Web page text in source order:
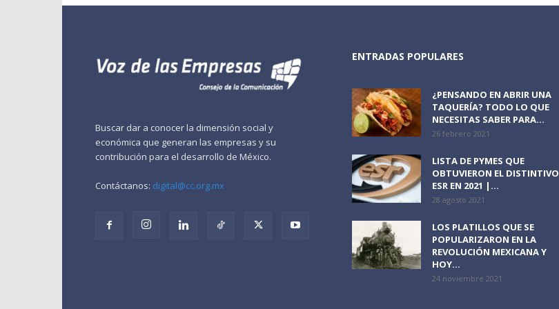
Buscar dar a conocer la dimensión social y
económica que generan las empresas y su
contribución para el desarrollo de México.
Contáctanos: digital@cc.org.mx
ENTRADAS POPULARES
¿PENSANDO EN ABRIR UNA
TAQUERÍA? TODO LO QUE
NECESITAS SABER PARA...
26 febrero 2021
LISTA DE PYMES QUE
OBTUVIERON EL DISTINTIVO
ESR EN 2021 |...
28 agosto 2021
LOS PLATILLOS QUE SE
POPULARIZARON EN LA
REVOLUCIÓN MEXICANA Y
HOY...
24 noviembre 2021